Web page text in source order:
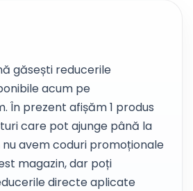
găsești reducerile
acum pe
În prezent afișăm 1 produs
care pot ajunge până la
avem coduri promoționale
magazin, dar poți
directe aplicate